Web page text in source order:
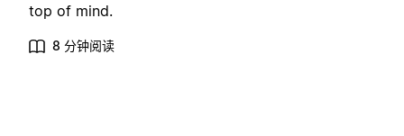
top of mind.
8 分钟阅读